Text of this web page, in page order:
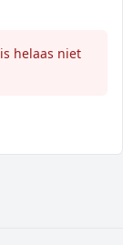
helaas niet